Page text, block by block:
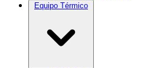
Equipo Térmico